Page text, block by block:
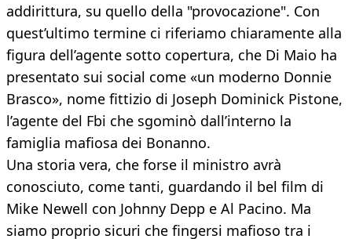
addirittura, su quello della "provocazione". Con
quest’ultimo termine ci riferiamo chiaramente alla
figura dell’agente sotto copertura, che Di Maio ha
presentato sui social come «un moderno Donnie
Brasco», nome fittizio di Joseph Dominick Pistone,
l’agente del Fbi che sgominò dall’interno la
famiglia mafiosa dei Bonanno.
Una storia vera, che forse il ministro avrà
conosciuto, come tanti, guardando il bel film di
Mike Newell con Johnny Depp e Al Pacino. Ma
siamo proprio sicuri che fingersi mafioso tra i